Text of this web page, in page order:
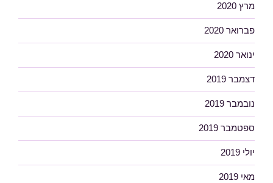
מרץ 2020
פברואר 2020
ינואר 2020
דצמבר 2019
נובמבר 2019
ספטמבר 2019
יולי 2019
מאי 2019